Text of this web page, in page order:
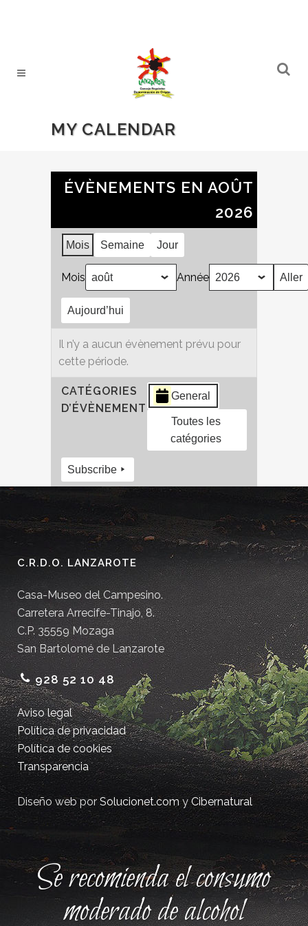
MY CALENDAR
ÉVÈNEMENTS EN AOÛT
2026
Mois Semaine Jour
Mois Année
Aujourd’hui
Il n’y a aucun évènement prévu pour
cette période.
CATÉGORIES
D’ÉVÈNEMENT
General
Toutes les
catégories
Subscribe
C.R.D.O. LANZAROTE
Casa-Museo del Campesino.
Carretera Arrecife-Tinajo, 8.
C.P. 35559 Mozaga
San Bartolomé de Lanzarote
928 52 10 48
Aviso legal
Política de privacidad
Política de cookies
Transparencia
Diseño web porSolucionet.comyCibernatural
Se recomienda el consumo
moderado de alcohol